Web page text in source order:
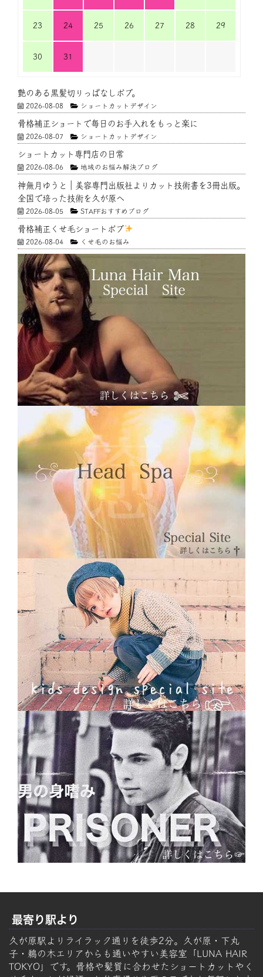
23 24 25 26 27 28 29
30 31
艶のある黒髪切りっぱなしボブ。
2026-08-08 ショートカットデザイン
骨格補正ショートで毎日のお手入れをもっと楽に
2026-08-07 ショートカットデザイン
ショートカット専門店の日常
2026-08-06 地域のお悩み解決ブログ
神無月ゆうと｜美容専門出版社よりカット技術書を3冊出版。
全国で培った技術を久が原へ
2026-08-05 STAFFおすすめブログ
骨格補正くせ毛ショートボブ
2026-08-04 くせ毛のお悩み
最寄り駅より
久が原駅よりライラック通りを徒歩2分。久が原・下丸
子・鵜の木エリアからも通いやすい美容室「LUNA HAIR
TOKYO」です。骨格や髪質に合わせたショートカットやく